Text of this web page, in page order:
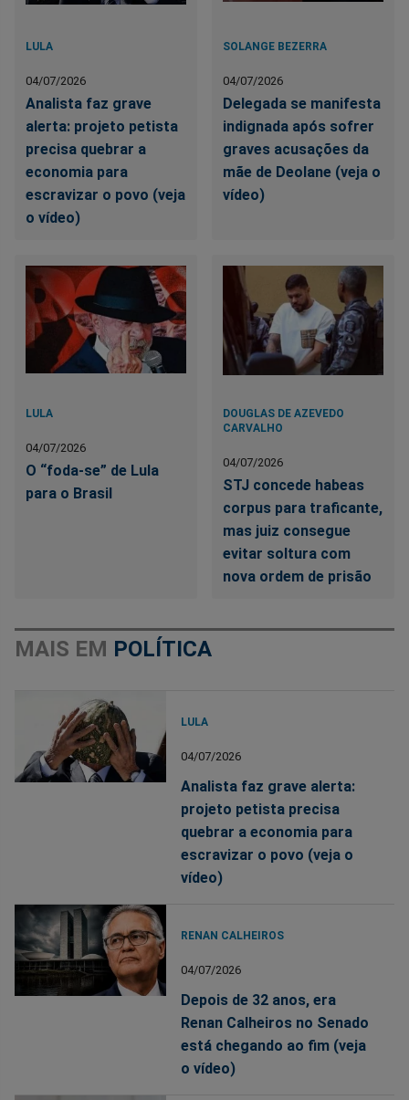
LULA
04/07/2026
Analista faz grave
alerta: projeto petista
precisa quebrar a
economia para
escravizar o povo (veja
o vídeo)
SOLANGE BEZERRA
04/07/2026
Delegada se manifesta
indignada após sofrer
graves acusações da
mãe de Deolane (veja o
vídeo)
LULA
04/07/2026
O “foda-se” de Lula
para o Brasil
DOUGLAS DE AZEVEDO
CARVALHO
04/07/2026
STJ concede habeas
corpus para traficante,
mas juiz consegue
evitar soltura com
nova ordem de prisão
MAIS EM POLÍTICA
LULA
04/07/2026
Analista faz grave alerta:
projeto petista precisa
quebrar a economia para
escravizar o povo (veja o
vídeo)
RENAN CALHEIROS
04/07/2026
Depois de 32 anos, era
Renan Calheiros no Senado
está chegando ao fim (veja
o vídeo)